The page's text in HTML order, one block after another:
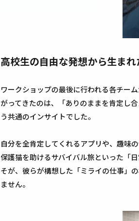
高校生の自由な発想から生ま
ワークショップの最後に行われる各チー
がってきたのは、「ありのままを肯定し
う共通のインサイトでした。
自分を全肯定してくれるアプリや、趣味
保護猫を助けるサバイバル旅といった「
そが、彼らが構想した「ミライの仕事」
ません。